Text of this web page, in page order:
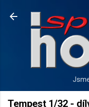
Tempest 1/32 -